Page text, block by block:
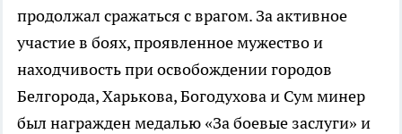
продолжал сражаться с врагом. За активное
участие в боях, проявленное мужество и
находчивость при освобождении городов
Белгорода, Харькова, Богодухова и Сум минер
был награжден медалью «За боевые заслуги» и